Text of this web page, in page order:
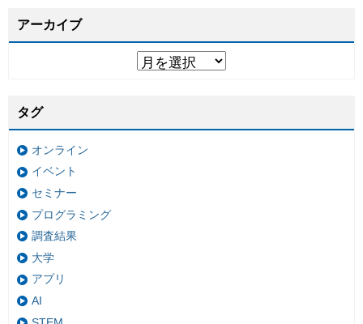
アーカイブ
タグ
オンライン
イベント
セミナー
プログラミング
調査結果
大学
アプリ
AI